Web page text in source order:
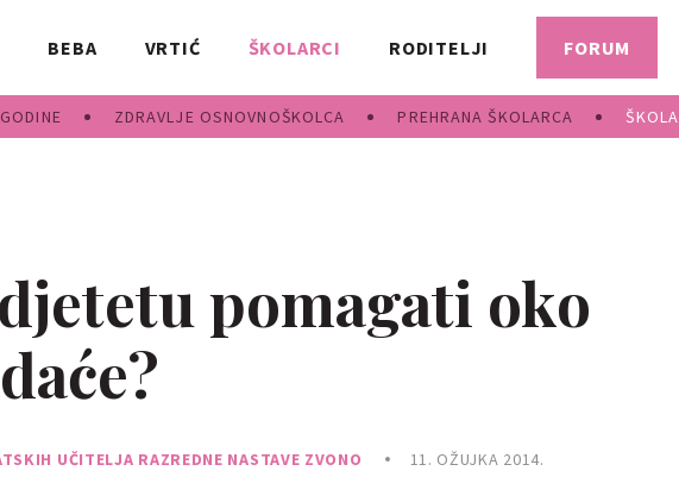
BEBA VRTIĆ ŠKOLARCI
ZDRAVLJE OSNOVNOŠKOLCA PREHRANA ŠKOLARCA ŠKOLA
RODITELJI FORUM
pomagati oko
UČITELJA RAZREDNE NASTAVE ZVONO 11. OŽUJKA 2014.